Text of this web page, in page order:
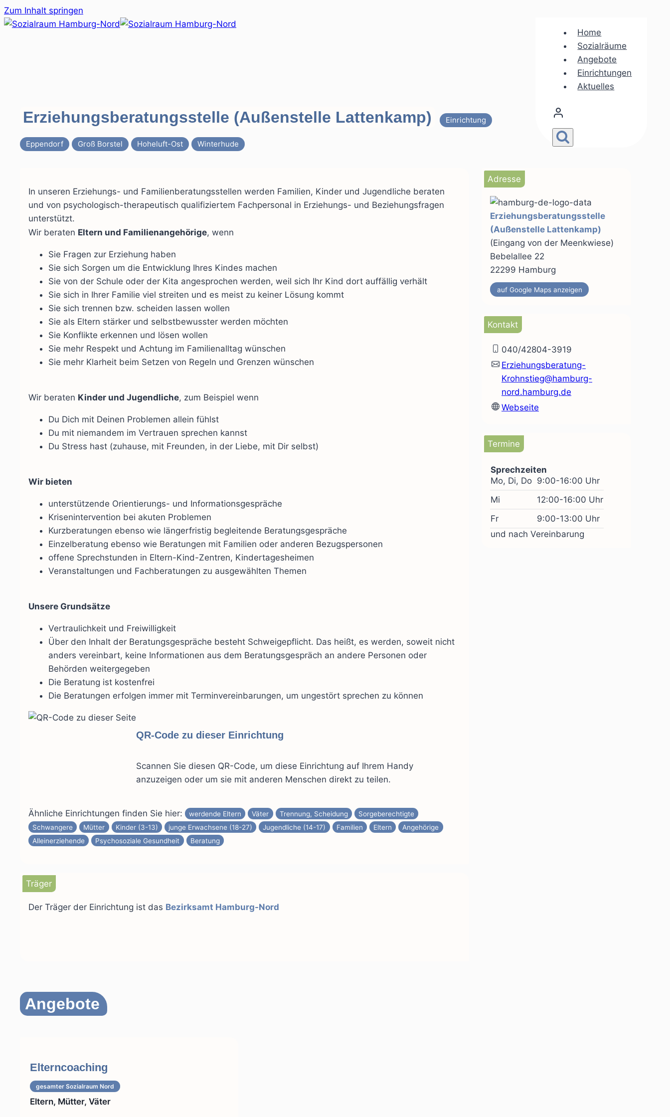
Zum Inhalt springen
Home
Sozialräume
Angebote
Einrichtungen
Aktuelles
Erziehungsberatungsstelle (Außenstelle Lattenkamp) Einrichtung
Eppendorf Groß Borstel Hoheluft-Ost Winterhude
In unseren Erziehungs- und Familienberatungsstellen werden Familien, Kinder und Jugendliche beraten
und von psychologisch-therapeutisch qualifiziertem Fachpersonal in Erziehungs- und Beziehungsfragen
unterstützt.
Wir beraten Eltern und Familienangehörige, wenn
Sie Fragen zur Erziehung haben
Sie sich Sorgen um die Entwicklung Ihres Kindes machen
Sie von der Schule oder der Kita angesprochen werden, weil sich Ihr Kind dort auffällig verhält
Sie sich in Ihrer Familie viel streiten und es meist zu keiner Lösung kommt
Sie sich trennen bzw. scheiden lassen wollen
Sie als Eltern stärker und selbstbewusster werden möchten
Sie Konflikte erkennen und lösen wollen
Sie mehr Respekt und Achtung im Familienalltag wünschen
Sie mehr Klarheit beim Setzen von Regeln und Grenzen wünschen
Wir beraten Kinder und Jugendliche, zum Beispiel wenn
Du Dich mit Deinen Problemen allein fühlst
Du mit niemandem im Vertrauen sprechen kannst
Du Stress hast (zuhause, mit Freunden, in der Liebe, mit Dir selbst)
Wir bieten
unterstützende Orientierungs- und Informationsgespräche
Krisenintervention bei akuten Problemen
Kurzberatungen ebenso wie längerfristig begleitende Beratungsgespräche
Einzelberatung ebenso wie Beratungen mit Familien oder anderen Bezugspersonen
offene Sprechstunden in Eltern-Kind-Zentren, Kindertagesheimen
Veranstaltungen und Fachberatungen zu ausgewählten Themen
Unsere Grundsätze
Vertraulichkeit und Freiwilligkeit
Über den Inhalt der Beratungsgespräche besteht Schweigepflicht. Das heißt, es werden, soweit nicht
anders vereinbart, keine Informationen aus dem Beratungsgespräch an andere Personen oder
Behörden weitergegeben
Die Beratung ist kostenfrei
Die Beratungen erfolgen immer mit Terminvereinbarungen, um ungestört sprechen zu können
QR-Code zu dieser Einrichtung
Scannen Sie diesen QR-Code, um diese Einrichtung auf Ihrem Handy
anzuzeigen oder um sie mit anderen Menschen direkt zu teilen.
Ähnliche Einrichtungen finden Sie hier: werdende Eltern Väter Trennung, Scheidung
Sorgeberechtigte
Schwangere
Mütter Kinder (3-13) junge Erwachsene (18-27) Jugendliche (14-17) Familien Eltern
Angehörige
Alleinerziehende
Psychosoziale Gesundheit Beratung
Träger
Der Träger der Einrichtung ist das Bezirksamt Hamburg-Nord
Angebote
Elterncoaching
gesamter Sozialraum Nord
Eltern, Mütter, Väter
Adresse
Erziehungsberatungsstelle
(Außenstelle Lattenkamp)
(Eingang von der Meenkwiese)
Bebelallee 22
22299 Hamburg
auf Google Maps anzeigen
Kontakt
040/42804-3919
Erziehungsberatung-
Krohnstieg@hamburg-
nord.hamburg.de
Webseite
Termine
Sprechzeiten
Mo, Di, Do 9:00-16:00 Uhr
Mi
12:00-16:00 Uhr
Fr
9:00-13:00 Uhr
und nach Vereinbarung